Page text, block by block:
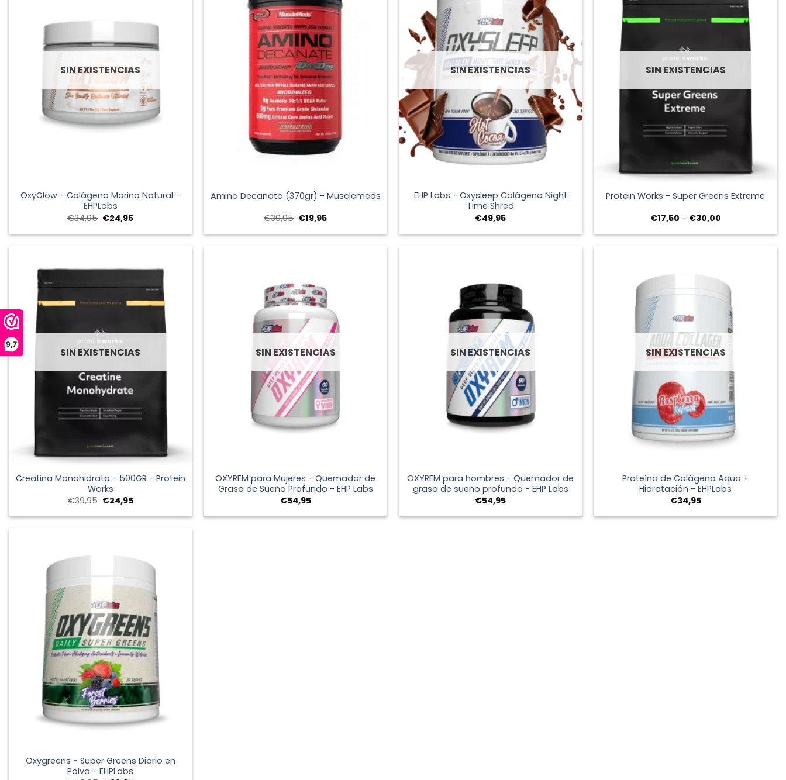
9,7
SIN EXISTENCIAS
OxyGlow - Colágeno Marino Natural -
EHPLabs
€34,95 El
precio
original
€24,95El
actual
Amino Decanato (370gr) - Musclemeds
€39,95 El
precio
original
€19,95El
actual
SIN EXISTENCIAS
EHP Labs - Oxysleep Colágeno Night
Time Shred
€49,95
SIN EXISTENCIAS
Protein Works - Super Greens Extreme
€17,50 - €30,00Rango
precios:
SIN EXISTENCIAS
Creatina Monohidrato - 500GR - Protein
Works
€39,95 El
precio
original
€24,95El
actual
SIN EXISTENCIAS
OXYREM para Mujeres - Quemador de
Grasa de Sueño Profundo - EHP Labs
€54,95
SIN EXISTENCIAS
OXYREM para hombres - Quemador de
grasa de sueño profundo - EHP Labs
€54,95
SIN EXISTENCIAS
Proteína de Colágeno Aqua +
Hidratación - EHPLabs
€34,95
Oxygreens - Super Greens Diario en
Polvo - EHPLabs